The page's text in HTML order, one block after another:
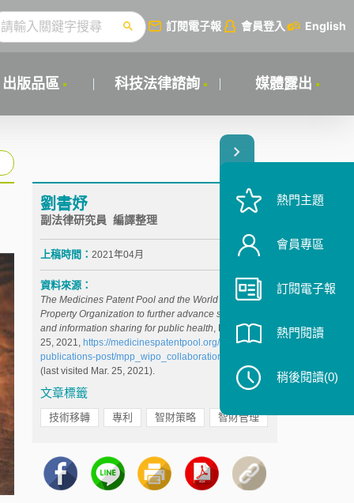
訂閱電子報 會員登入 English
出版品區 科技法律諮詢 媒體露出
劉書妤
副法律研究員 編譯整理
上稿時間： 2021年04月
資料來源：
The Medicines Patent Pool and the World Intellectual
Property Organization to further advance strategies
and information sharing for public health, MPP, Feb.
25, 2021, https://medicinespatentpool.org/news-
publications-post/mpp_wipo_collaboration_2021/
(last visited Mar. 25, 2021).
文章標籤
技術移轉 專利 智財策略 智財管理
熱門主題
會員專區
訂閱電子報
熱門閱讀
稍後閱讀(0)